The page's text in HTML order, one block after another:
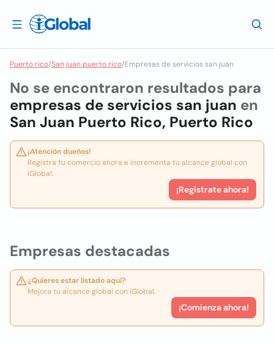
Puerto rico/San juan puerto rico/Empresas de servicios san juan
Empresas destacadas
¿Quieres estar listado aquí?
Mejora tu alcance global con iGlobal.
¡Comienza ahora!
No se encontraron resultados para
empresas de servicios san juan en
San Juan Puerto Rico, Puerto Rico
¡Atención dueños!
Registra tu comercio ahora e incrementa tu alcance global con
iGlobal.
¡Registrate ahora!